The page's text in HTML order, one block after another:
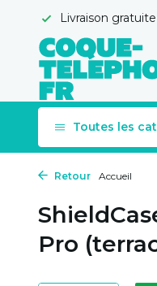
Livraison gratuite
Toutes les
Retour Accueil
Pro